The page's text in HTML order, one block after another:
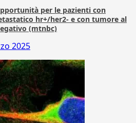
per le pazienti con
hr+/her2- e con tumore al
(mtnbc)
2025